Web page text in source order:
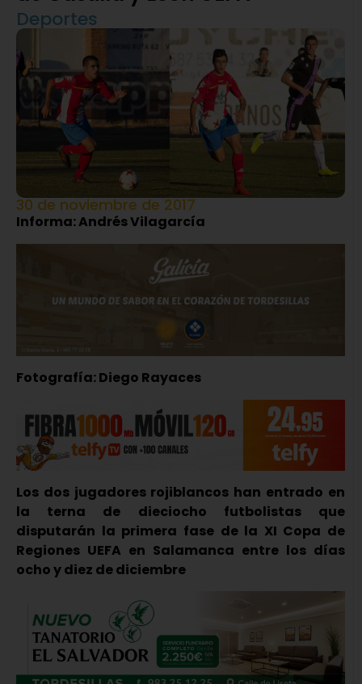
Deportes
30 de noviembre de 2017
Informa: Andrés Vilagarcía
Fotografía: Diego Rayaces
Los dos jugadores rojiblancos han entrado en
la terna de dieciocho futbolistas que
disputarán la primera fase de la XI Copa de
Regiones UEFA en Salamanca entre los días
ocho y diez de diciembre